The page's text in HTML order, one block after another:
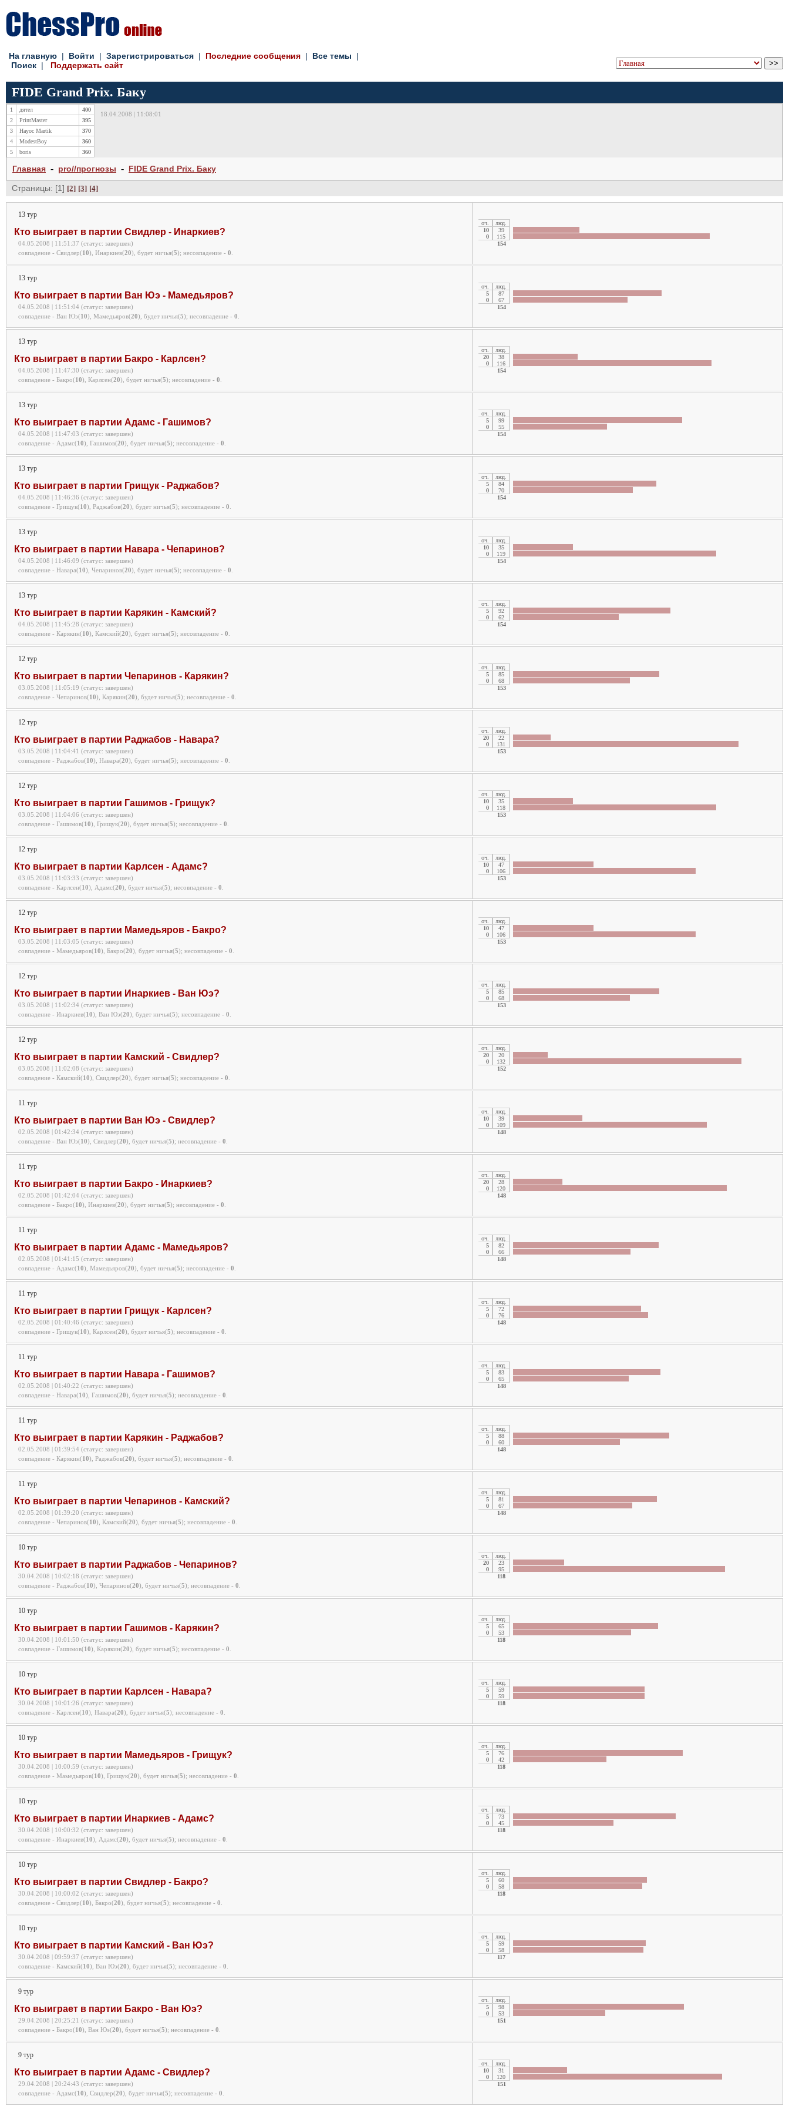
На главную | Войти | Зарегистрироваться | Последние сообщения | Все темы |
Поиск | Поддержать сайт
FIDE Grand Prix. Баку
1 дятел
400
2
PrintMaster
395
3
Hayoc Martik
370
4
ModestBoy
360
5
boris 360
18.04.2008 | 11:08:01
Главная - pro//прогнозы - FIDE Grand Prix. Баку
Страницы: [1] [2] [3] [4]
13 тур
Кто выиграет в партии Свидлер - Инаркиев?
04.05.2008 | 11:51:37 (статус: завершен)
совпадение - Свидлер(10), Инаркиев(20), будет ничья(5); несовпадение - 0
oч.
люд.
10
39
0
115
154
13 тур
Кто выиграет в партии Ван Юэ - Мамедьяров?
04.05.2008 | 11:51:04 (статус: завершен)
совпадение - Ван Юэ(10), Мамедьяров(20), будет ничья(5); несовпадение - 0
oч.
люд.
5
87
0
67
154
13 тур
Кто выиграет в партии Бакро - Карлсен?
04.05.2008 | 11:47:30 (статус: завершен)
совпадение - Бакро(10), Карлсен(20), будет ничья(5); несовпадение - 0
oч.
люд.
20
38
0
116
154
13 тур
Кто выиграет в партии Адамс - Гашимов?
04.05.2008 | 11:47:03 (статус: завершен)
совпадение - Адамс(10), Гашимов(20), будет ничья(5); несовпадение - 0
oч.
люд.
5
99
0
55
154
13 тур
Кто выиграет в партии Грищук - Раджабов?
04.05.2008 | 11:46:36 (статус: завершен)
совпадение - Грищук(10), Раджабов(20), будет ничья(5); несовпадение - 0
oч.
люд.
5
84
0
70
154
13 тур
Кто выиграет в партии Навара - Чепаринов?
04.05.2008 | 11:46:09 (статус: завершен)
совпадение - Навара(10), Чепаринов(20), будет ничья(5); несовпадение - 0
oч.
люд.
10
35
0
119
154
13 тур
Кто выиграет в партии Карякин - Камский?
04.05.2008 | 11:45:28 (статус: завершен)
совпадение - Карякин(10), Камский(20), будет ничья(5); несовпадение - 0
oч.
люд.
5
92
0
62
154
12 тур
Кто выиграет в партии Чепаринов - Карякин?
03.05.2008 | 11:05:19 (статус: завершен)
совпадение - Чепаринов(10), Карякин(20), будет ничья(5); несовпадение - 0
oч.
люд.
5
85
0
68
153
12 тур
Кто выиграет в партии Раджабов - Навара?
03.05.2008 | 11:04:41 (статус: завершен)
совпадение - Раджабов(10), Навара(20), будет ничья(5); несовпадение - 0
oч.
люд.
20
22
0
131
153
12 тур
Кто выиграет в партии Гашимов - Грищук?
03.05.2008 | 11:04:06 (статус: завершен)
совпадение - Гашимов(10), Грищук(20), будет ничья(5); несовпадение - 0
oч.
люд.
10
35
0
118
153
12 тур
Кто выиграет в партии Карлсен - Адамс?
03.05.2008 | 11:03:33 (статус: завершен)
совпадение - Карлсен(10), Адамс(20), будет ничья(5); несовпадение - 0
oч.
люд.
10
47
0
106
153
12 тур
Кто выиграет в партии Мамедьяров - Бакро?
03.05.2008 | 11:03:05 (статус: завершен)
совпадение - Мамедьяров(10), Бакро(20), будет ничья(5); несовпадение - 0
oч.
люд.
10
47
0
106
153
12 тур
Кто выиграет в партии Инаркиев - Ван Юэ?
03.05.2008 | 11:02:34 (статус: завершен)
совпадение - Инаркиев(10), Ван Юэ(20), будет ничья(5); несовпадение - 0
oч.
люд.
5
85
0
68
153
12 тур
Кто выиграет в партии Камский - Свидлер?
03.05.2008 | 11:02:08 (статус: завершен)
совпадение - Камский(10), Свидлер(20), будет ничья(5); несовпадение - 0
oч.
люд.
20
20
0
132
152
11 тур
Кто выиграет в партии Ван Юэ - Свидлер?
02.05.2008 | 01:42:34 (статус: завершен)
совпадение - Ван Юэ(10), Свидлер(20), будет ничья(5); несовпадение - 0
oч.
люд.
10
39
0
109
148
11 тур
Кто выиграет в партии Бакро - Инаркиев?
02.05.2008 | 01:42:04 (статус: завершен)
совпадение - Бакро(10), Инаркиев(20), будет ничья(5); несовпадение - 0
oч.
люд.
20
28
0
120
148
11 тур
Кто выиграет в партии Адамс - Мамедьяров?
02.05.2008 | 01:41:15 (статус: завершен)
совпадение - Адамс(10), Мамедьяров(20), будет ничья(5); несовпадение - 0
oч.
люд.
5
82
0
66
148
11 тур
Кто выиграет в партии Грищук - Карлсен?
02.05.2008 | 01:40:46 (статус: завершен)
совпадение - Грищук(10), Карлсен(20), будет ничья(5); несовпадение - 0
oч.
люд.
5
72
0
76
148
11 тур
Кто выиграет в партии Навара - Гашимов?
02.05.2008 | 01:40:22 (статус: завершен)
совпадение - Навара(10), Гашимов(20), будет ничья(5); несовпадение - 0
oч.
люд.
5
83
0
65
148
11 тур
Кто выиграет в партии Карякин - Раджабов?
02.05.2008 | 01:39:54 (статус: завершен)
совпадение - Карякин(10), Раджабов(20), будет ничья(5); несовпадение - 0
oч.
люд.
5
88
0
60
148
11 тур
Кто выиграет в партии Чепаринов - Камский?
02.05.2008 | 01:39:20 (статус: завершен)
совпадение - Чепаринов(10), Камский(20), будет ничья(5); несовпадение - 0
oч.
люд.
5
81
0
67
148
10 тур
Кто выиграет в партии Раджабов - Чепаринов?
30.04.2008 | 10:02:18 (статус: завершен)
совпадение - Раджабов(10), Чепаринов(20), будет ничья(5); несовпадение - 0
oч.
люд.
20
23
0
95
118
10 тур
Кто выиграет в партии Гашимов - Карякин?
30.04.2008 | 10:01:50 (статус: завершен)
совпадение - Гашимов(10), Карякин(20), будет ничья(5); несовпадение - 0
oч.
люд.
5
65
0
53
118
10 тур
Кто выиграет в партии Карлсен - Навара?
30.04.2008 | 10:01:26 (статус: завершен)
совпадение - Карлсен(10), Навара(20), будет ничья(5); несовпадение - 0
oч.
люд.
5
59
0
59
118
10 тур
Кто выиграет в партии Мамедьяров - Грищук?
30.04.2008 | 10:00:59 (статус: завершен)
совпадение - Мамедьяров(10), Грищук(20), будет ничья(5); несовпадение - 0
oч.
люд.
5
76
0
42
118
10 тур
Кто выиграет в партии Инаркиев - Адамс?
30.04.2008 | 10:00:32 (статус: завершен)
совпадение - Инаркиев(10), Адамс(20), будет ничья(5); несовпадение - 0
oч.
люд.
5
73
0
45
118
10 тур
Кто выиграет в партии Свидлер - Бакро?
30.04.2008 | 10:00:02 (статус: завершен)
совпадение - Свидлер(10), Бакро(20), будет ничья(5); несовпадение - 0
oч.
люд.
5
60
0
58
118
10 тур
Кто виыграет в партии Камский - Ван Юэ?
30.04.2008 | 09:59:37 (статус: завершен)
совпадение - Камский(10), Ван Юэ(20), будет ничья(5); несовпадение - 0
oч.
люд.
5
59
0
58
117
9 тур
Кто выиграет в партии Бакро - Ван Юэ?
29.04.2008 | 20:25:21 (статус: завершен)
совпадение - Бакро(10), Ван Юэ(20), будет ничья(5); несовпадение - 0
oч.
люд.
5
98
0
53
151
9 тур
Кто выиграет в партии Адамс - Свидлер?
29.04.2008 | 20:24:43 (статус: завершен)
совпадение - Адамс(10), Свидлер(20), будет ничья(5); несовпадение - 0
oч.
люд.
10
31
0
120
151